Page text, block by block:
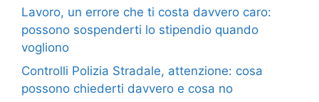
Lavoro, un errore che ti costa davvero caro:
possono sospenderti lo stipendio quando
vogliono
Controlli Polizia Stradale, attenzione: cosa
possono chiederti davvero e cosa no